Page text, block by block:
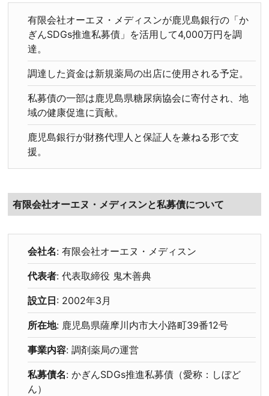
有限会社オーエヌ・メディスンが鹿児島銀行の「か
ぎんSDGs推進私募債」を活用して4,000万円を調
達。
調達した資金は新規薬局の出店に使用される予定。
私募債の一部は鹿児島県糖尿病協会に寄付され、地
域の健康促進に貢献。
鹿児島銀行が財務代理人と保証人を兼ねる形で支
援。
有限会社オーエヌ・メディスンと私募債について
会社名: 有限会社オーエヌ・メディスン
代表者: 代表取締役 鬼木善典
設立日: 2002年3月
所在地: 鹿児島県薩摩川内市大小路町39番12号
事業内容: 調剤薬局の運営
私募債名: かぎんSDGs推進私募債（愛称：しぼど
ん）